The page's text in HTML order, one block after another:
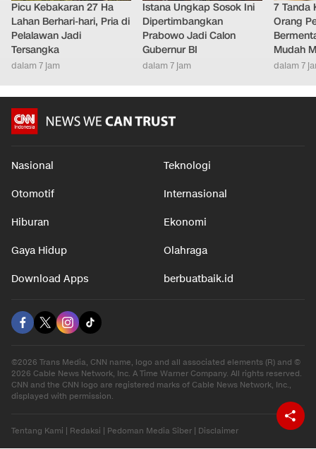
Picu Kebakaran 27 Ha
Lahan Berhari-hari, Pria di
Pelalawan Jadi
Tersangka
dalam 7 jam
Istana Ungkap Sosok Ini
Dipertimbangkan
Prabowo Jadi Calon
Gubernur BI
dalam 7 jam
7 Tanda
Orang
Mudah
dalam 7
Nasional Teknologi
Otomotif Internasional
Hiburan Ekonomi
Gaya Hidup Olahraga
Download Apps berbuatbaik.id
©2026 Trans Media, CNN name, logo and all associated elements (R) and ©
2026 Cable News Network, Inc. A Time Warner Company. All rights reserved.
CNN and the CNN logo are registered marks of Cable News Network, Inc.,
displayed with permission.
Tentang Kami Redaksi Pedoman Media Siber Disclaimer